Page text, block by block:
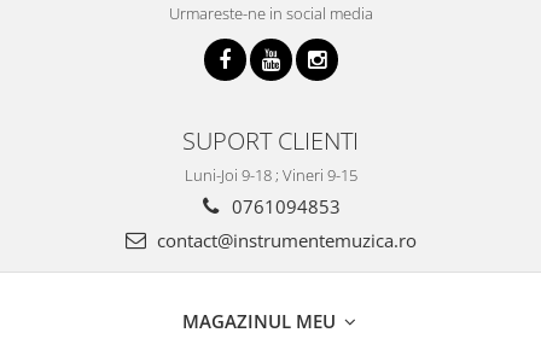
Urmareste-ne in social media
SUPORT CLIENTI
Luni-Joi 9-18 ; Vineri 9-15
0761094853
contact@instrumentemuzica.ro
MAGAZINUL MEU